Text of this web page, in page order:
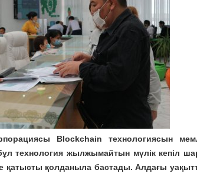
Blockchain технологиясын
технология жылжымайтын мүлік кепіл
қатысты қолданыла бастады. Алдағы